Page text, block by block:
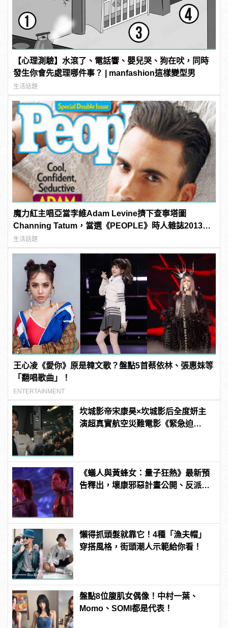
【心理測驗】水滾了、電話響、嬰兒哭、狗在吠，同時
發生你會先處理哪件事？ | manfashion這樣變型男
生活話題
魔力紅主唱亞當李維Adam Levine擠下查寧塔圖
Channing Tatum，當選《PEOPLE》時人雜誌2013年
最性感男人！
生活話題
王心凌《愛你》原是韓文歌？盤點5首蔡依林、張惠妹等
「翻唱歌曲」！
ENTERTAINMENT
坎城影帝宋康昊×坎城影后全度妍主
演超真實航空災難電影《緊急迫
《蟻人與黃蜂女：量子狂熱》最新預
告釋出，壞康邪惡計畫公開、反派
懶得抓頭髮就靠它！4種「漁夫帽」
穿搭風格，街頭潮人示範給你看！
盤點8位腹肌女偶像！中村一葉、
Momo、SOMI都是代表！